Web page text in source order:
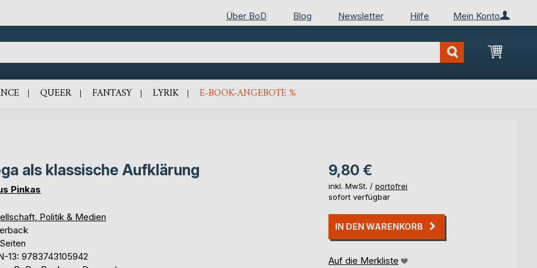
Mein Konto
Über BoD Blog Newsletter Hilfe
Mein
QUEER FANTASY LYRIK E-BOOK-ANGEBOTE %
als klassische Aufklärung
Pinkas
Politik & Medien
13: 9783743105942
9,80 €
inkl. MwSt. / portofrei
sofort verfügbar
IN DEN WARENKORB
Auf die Merkliste